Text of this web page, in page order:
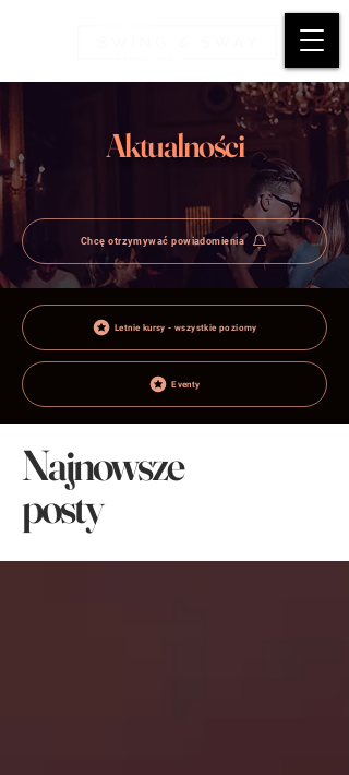
Aktualności
Chcę otrzymywać powiadomienia
Letnie kursy - wszystkie poziomy
Eventy
Najnowsze
posty